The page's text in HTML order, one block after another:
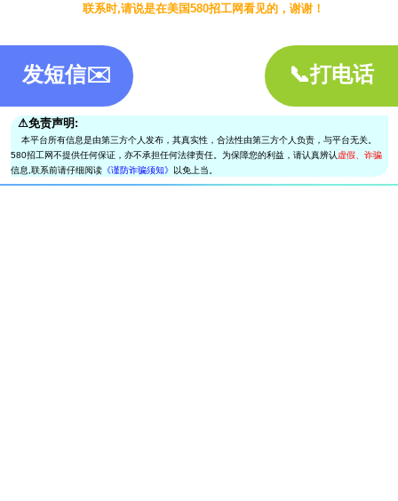
联系时,请说是在美国580招工网看见的，谢谢！
📞打电话
发短信✉️
⚠︎免责声明:
本平台所有信息是由第三方个人发布，其真实性，合法性由第三方个人负责，与平台无关。
580招工网不提供任何保证，亦不承担任何法律责任。为保障您的利益，请认真辨认 虚假、诈骗
信息,联系前请仔细阅读《谨防诈骗须知》 以免上当。